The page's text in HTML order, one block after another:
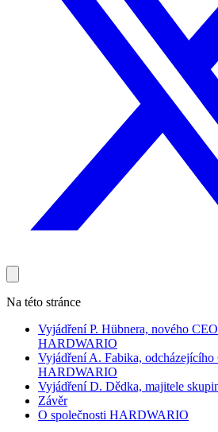
Na této stránce
Vyjádření P. Hübnera, nového
HARDWARIO
Vyjádření A. Fabika, odcházejícího
HARDWARIO
Vyjádření D. Dědka, majitele
Závěr
O společnosti HARDWARIO